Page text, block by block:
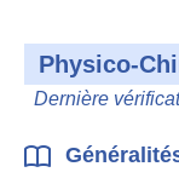
Physico-
Dernière